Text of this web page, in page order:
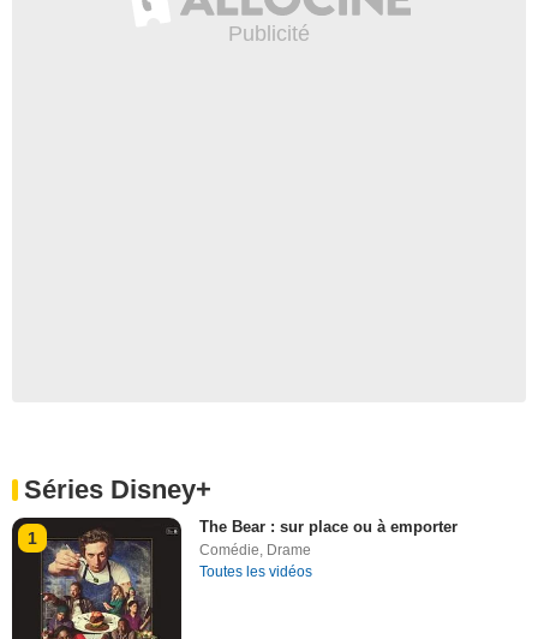
Séries Disney+
1
The Bear : sur place ou à emporter
Comédie, Drame
Toutes les vidéos